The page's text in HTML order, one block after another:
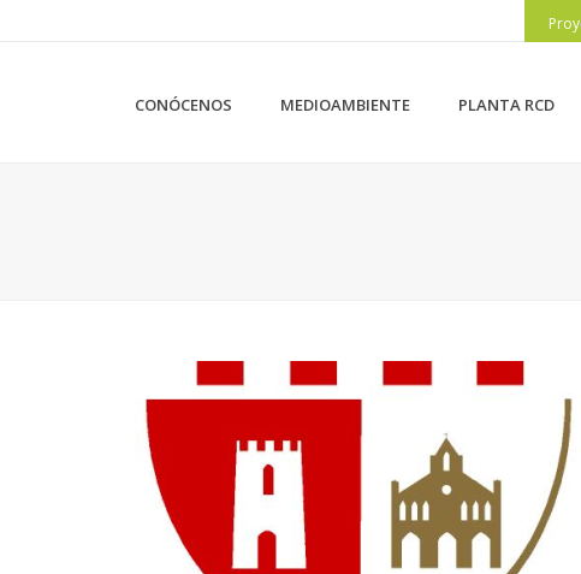
CONÓCENOS MEDIOAMBIENTE PLANTA RCD